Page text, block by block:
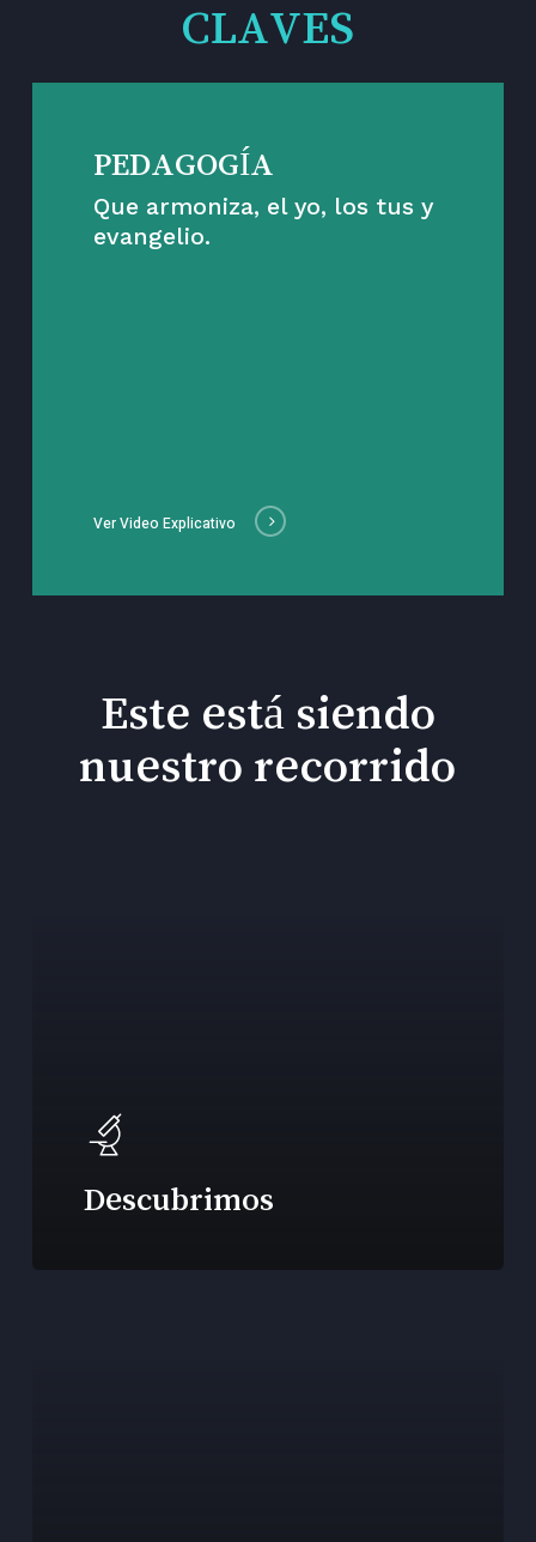
CLAVES
PEDAGOGÍA
Que armoniza, el yo, los tus y
evangelio.
Ver Video Explicativo
Este está siendo
nuestro recorrido
Descubrimos